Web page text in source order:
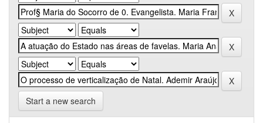
Start a new search